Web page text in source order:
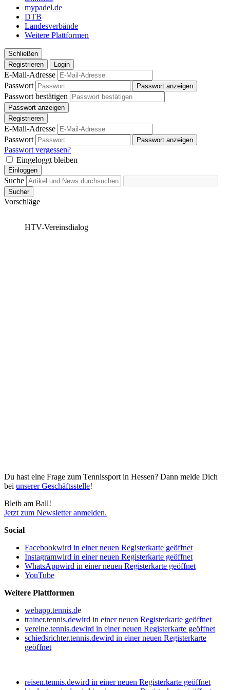
Partner führen diese Informationen möglicherweise mit
weiteren Daten zusammen, die Sie ihnen bereitgestellt
haben oder die sie im Rahmen Ihrer Nutzung der Dienste
gesammelt haben. Die
jederzeit über den Link im Footer aufgerufen und
angepasst werden.
mypadel.de
DTB
Landesverbände
Weitere Plattformen
Schließen
Registrieren
Login
E-Mail-Adresse
Passwort
Passwort anzeigen
Passwort bestätigen
Passwort anzeigen
Registrieren
E-Mail-Adresse
Passwort
Passwort anzeigen
Passwort vergessen?
Eingeloggt bleiben
Einloggen
Suche
Sucher
Vorschläge
HTV-Vereinsdialog
Du hast eine Frage zum Tennissport in Hessen? Dann melde Dich
bei unserer Geschäftsstelle!
Bleib am Ball!
Jetzt zum Newsletter anmelden.
Social
Facebookwird in einer neuen Registerkarte geöffnet
Instagramwird in einer neuen Registerkarte geöffnet
WhatsAppwird in einer neuen Registerkarte geöffnet
YouTube
Weitere Plattformen
webapp.tennis.de
trainer.tennis.dewird in einer neuen Registerkarte geöffnet
vereine.tennis.dewird in einer neuen Registerkarte geöffnet
schiedsrichter.tennis.dewird in einer neuen Registerkarte
geöffnet
reisen.tennis.dewird in einer neuen Registerkarte geöffnet